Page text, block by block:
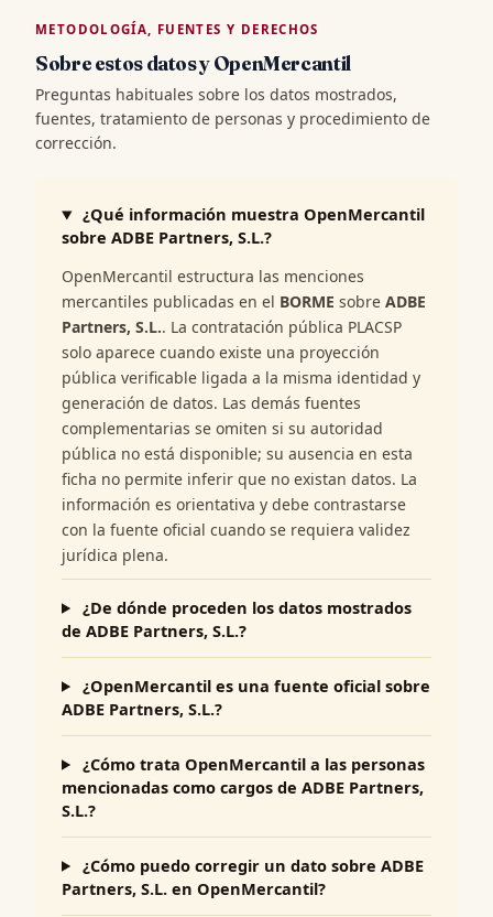
METODOLOGÍA, FUENTES Y DERECHOS
Sobre estos datos y OpenMercantil
Preguntas habituales sobre los datos mostrados,
fuentes, tratamiento de personas y procedimiento de
corrección.
¿Qué información muestra OpenMercantil
sobre ADBE Partners, S.L.?
OpenMercantil estructura las menciones
mercantiles publicadas en el BORME sobre ADBE
Partners, S.L.. La contratación pública PLACSP
solo aparece cuando existe una proyección
pública verificable ligada a la misma identidad y
generación de datos. Las demás fuentes
complementarias se omiten si su autoridad
pública no está disponible; su ausencia en esta
ficha no permite inferir que no existan datos. La
información es orientativa y debe contrastarse
con la fuente oficial cuando se requiera validez
jurídica plena.
¿De dónde proceden los datos mostrados
de ADBE Partners, S.L.?
¿OpenMercantil es una fuente oficial sobre
ADBE Partners, S.L.?
¿Cómo trata OpenMercantil a las personas
mencionadas como cargos de ADBE Partners,
S.L.?
¿Cómo puedo corregir un dato sobre ADBE
Partners, S.L. en OpenMercantil?